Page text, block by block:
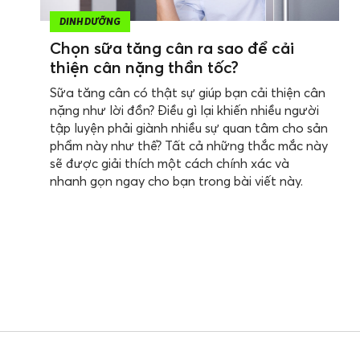
DINH DƯỠNG
Chọn sữa tăng cân ra sao để cải
thiện cân nặng thần tốc?
Sữa tăng cân có thật sự giúp bạn cải thiện cân
nặng như lời đồn? Điều gì lại khiến nhiều người
tập luyện phải giành nhiều sự quan tâm cho sản
phẩm này như thế? Tất cả những thắc mắc này
sẽ được giải thích một cách chính xác và
nhanh gọn ngay cho bạn trong bài viết này.